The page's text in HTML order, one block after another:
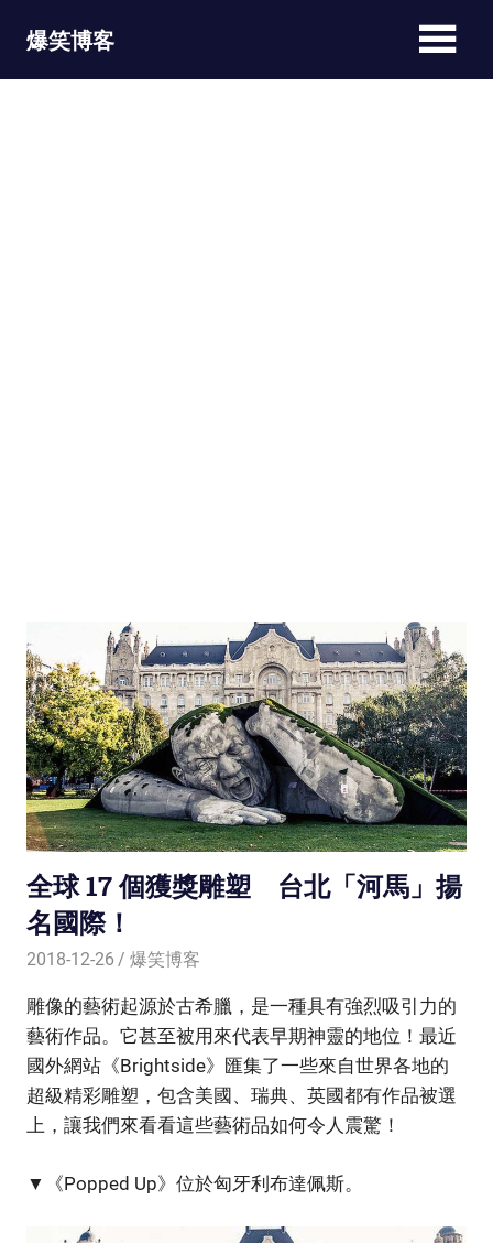
爆笑博客
全球 17 個獲獎雕塑 台北「河馬」揚
名國際！
2018-12-26 爆笑博客
雕像的藝術起源於古希臘，是一種具有強烈吸引力的
藝術作品。它甚至被用來代表早期神靈的地位！最近
國外網站《Brightside》匯集了一些來自世界各地的
超級精彩雕塑，包含美國、瑞典、英國都有作品被選
上，讓我們來看看這些藝術品如何令人震驚！
▼《Popped Up》位於匈牙利布達佩斯。